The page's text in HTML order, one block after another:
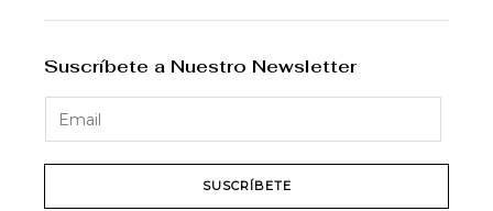
Suscríbete a Nuestro Newsletter
SUSCRÍBETE